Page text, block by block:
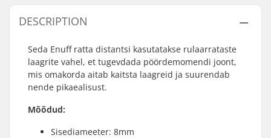
DESCRIPTION
Seda Enuff ratta distantsi kasutatakse rulaarrataste
laagrite vahel, et tugevdada pöördemomendi joont,
mis omakorda aitab kaitsta laagreid ja suurendab
nende pikaealisust.
Mõõdud:
Sisediameeter: 8mm